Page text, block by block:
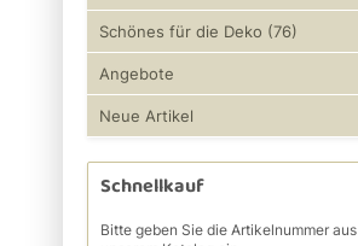
Schönes für die Deko (76)
Angebote
Neue Artikel
Schnellkauf
Bitte geben Sie die Artikelnummer aus